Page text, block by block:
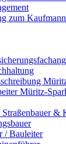
zum
Müritz-
Straßenbauer &
/ Bauleiter